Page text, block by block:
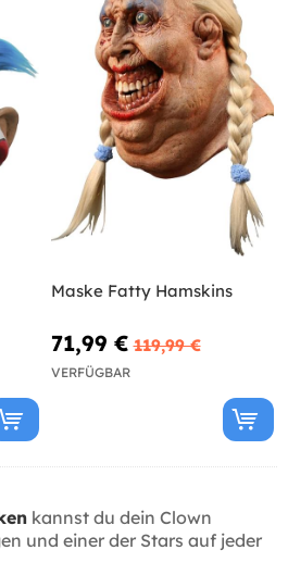
Maske Fatty Hamskins
71,99 € 119,99 €
VERFÜGBAR
kannst du dein Clown
und einer der Stars auf jeder